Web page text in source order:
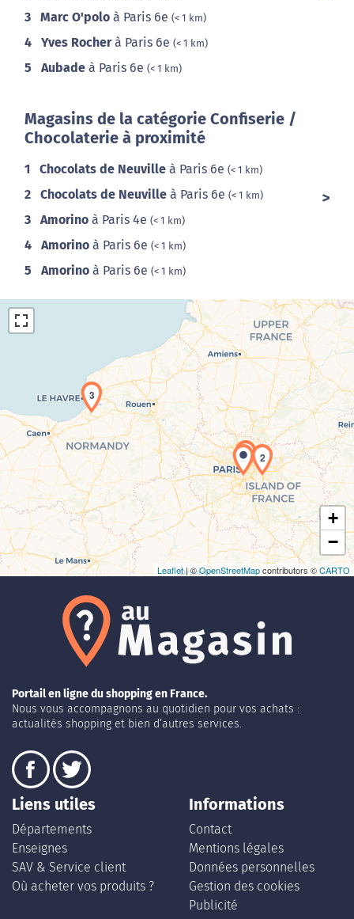
3 Marc O'polo à Paris 6e (< 1 km)
4 Yves Rocherà Paris 6e (< 1 km)
5 Aubade à Paris 6e (< 1 km)
Magasins de la catégorie Confiserie /
Chocolaterie à proximité
1 Chocolats de Neuville à Paris 6e (< 1 km)
2 Chocolats de Neuville à Paris 6e (< 1 km)
3 Amorino à Paris 4e (< 1 km)
4 Amorino à Paris 6e (< 1 km)
5 Amorino à Paris 6e (< 1 km)
Chargement de la carte en cours...
1 2
3
+
−
Leaflet| ©OpenStreetMapcontributors ©CARTO
Portail en ligne du shopping en France.
Nous vous accompagnons au quotidien pour vos achats :
actualités shopping et bien d’autres services.
Liens utiles
Départements
Enseignes
SAV & Service client
Où acheter vos produits ?
Informations
Contact
Mentions légales
Données personnelles
Gestion des cookies
Publicité